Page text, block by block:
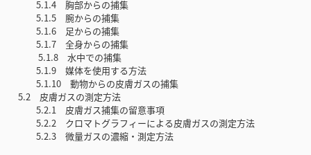
5.1.4 胸部からの捕集
5.1.5 腕からの捕集
5.1.6 足からの捕集
5.1.7 全身からの捕集
5.1.8 水中での捕集
5.1.9 媒体を使用する方法
5.1.10 動物からの皮膚ガスの捕集
5.2 皮膚ガスの測定方法
5.2.1 皮膚ガス捕集の留意事項
5.2.2 クロマトグラフィーによる皮膚ガスの測定方法
5.2.3 微量ガスの濃縮・測定方法